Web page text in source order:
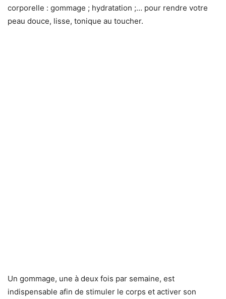
corporelle : gommage ; hydratation ;… pour rendre votre
peau douce, lisse, tonique au toucher.
Un gommage, une à deux fois par semaine, est
indispensable afin de stimuler le corps et activer son